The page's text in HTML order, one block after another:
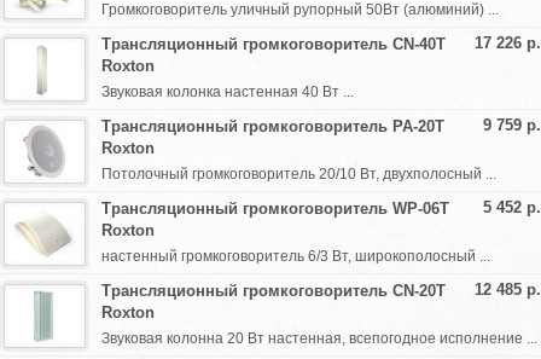
Громкоговоритель уличный рупорный 50Вт (алюминий) ...
17 226 р.
Трансляционный громкоговоритель CN-40T
Roxton
Звуковая колонка настенная 40 Вт ...
9 759 р.
Трансляционный громкоговоритель PA-20T
Roxton
Потолочный громкоговоритель 20/10 Вт, двухполосный ...
5 452 р.
Трансляционный громкоговоритель WP-06T
Roxton
настенный громкоговоритель 6/3 Вт, широкополосный ...
12 485 р.
Трансляционный громкоговоритель CN-20T
Roxton
Звуковая колонна 20 Вт настенная, всепогодное исполнение ...